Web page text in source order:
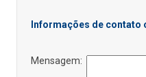
Informações de contato
Mensagem: